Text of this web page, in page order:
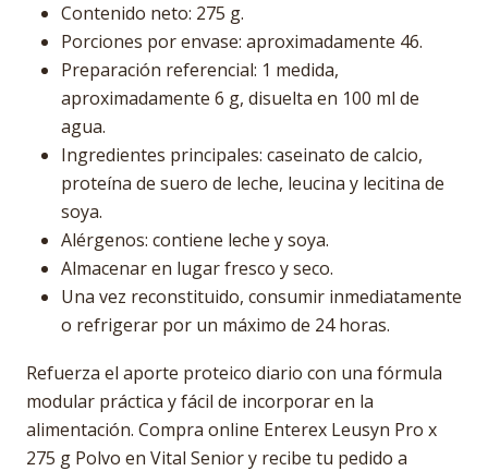
Contenido neto: 275 g.
Porciones por envase: aproximadamente 46.
Preparación referencial: 1 medida,
aproximadamente 6 g, disuelta en 100 ml de
agua.
Ingredientes principales: caseinato de calcio,
proteína de suero de leche, leucina y lecitina de
soya.
Alérgenos: contiene leche y soya.
Almacenar en lugar fresco y seco.
Una vez reconstituido, consumir inmediatamente
o refrigerar por un máximo de 24 horas.
Refuerza el aporte proteico diario con una fórmula
modular práctica y fácil de incorporar en la
alimentación. Compra online Enterex Leusyn Pro x
275 g Polvo en Vital Senior y recibe tu pedido a